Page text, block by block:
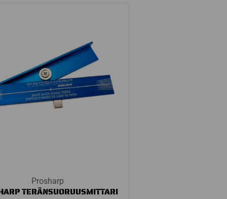
Prosharp
TERÄNSUORUUSMITTARI